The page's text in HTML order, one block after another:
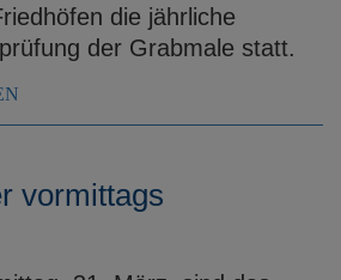
die jährliche
der Grabmale statt.
vormittags